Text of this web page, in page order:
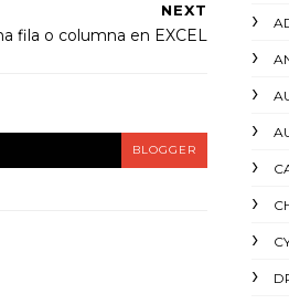
NEXT
fila o columna en EXCEL
BLOGGER